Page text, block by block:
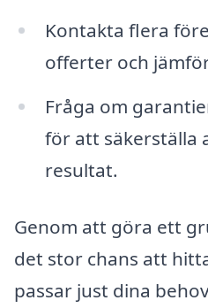
Kontakta flera
offerter och
Fråga om
för att säkerställa
resultat.
Genom att göra ett
det stor chans att
passar just dina